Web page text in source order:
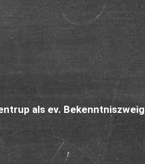
als ev. Bekenntniszweig